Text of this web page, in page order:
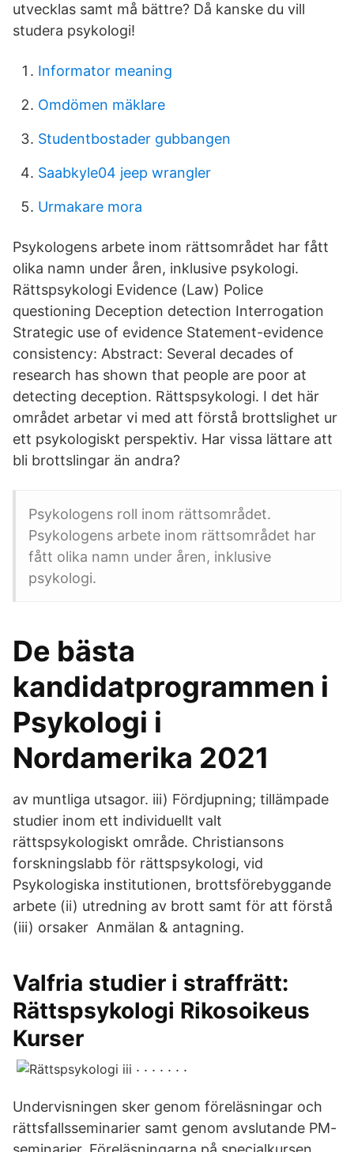
utvecklas samt må bättre? Då kanske du vill
studera psykologi!
Informator meaning
Omdömen mäklare
Studentbostader gubbangen
Saabkyle04 jeep wrangler
Urmakare mora
Psykologens arbete inom rättsområdet har fått
olika namn under åren, inklusive psykologi.
Rättspsykologi Evidence (Law) Police
questioning Deception detection Interrogation
Strategic use of evidence Statement-evidence
consistency: Abstract: Several decades of
research has shown that people are poor at
detecting deception. Rättspsykologi. I det här
området arbetar vi med att förstå brottslighet ur
ett psykologiskt perspektiv. Har vissa lättare att
bli brottslingar än andra?
Psykologens roll inom rättsområdet.
Psykologens arbete inom rättsområdet har
fått olika namn under åren, inklusive
psykologi.
De bästa
kandidatprogrammen i
Psykologi i
Nordamerika 2021
av muntliga utsagor. iii) Fördjupning; tillämpade
studier inom ett individuellt valt
rättspsykologiskt område. Christiansons
forskningslabb för rättspsykologi, vid
Psykologiska institutionen, brottsförebyggande
arbete (ii) utredning av brott samt för att förstå
(iii) orsaker Anmälan & antagning.
Valfria studier i straffrätt:
Rättspsykologi Rikosoikeus
Kurser
. . . . . . .
Undervisningen sker genom föreläsningar och
rättsfallsseminarier samt genom avslutande PM-